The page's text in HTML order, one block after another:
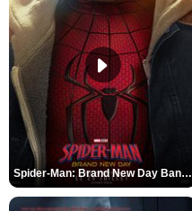
Spider-Man: Brand New Day Bande-annonce VO STFR